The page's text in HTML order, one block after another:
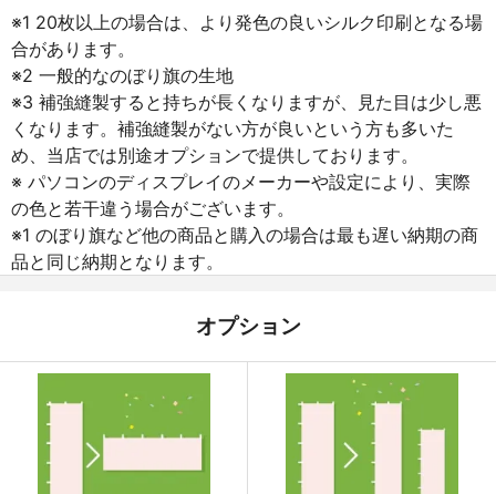
※1 20枚以上の場合は、より発色の良いシルク印刷となる場
合があります。
※2 一般的なのぼり旗の生地
※3 補強縫製すると持ちが長くなりますが、見た目は少し悪
くなります。補強縫製がない方が良いという方も多いた
め、当店では別途オプションで提供しております。
※ パソコンのディスプレイのメーカーや設定により、実際
の色と若干違う場合がございます。
※1 のぼり旗など他の商品と購入の場合は最も遅い納期の商
品と同じ納期となります。
オプション